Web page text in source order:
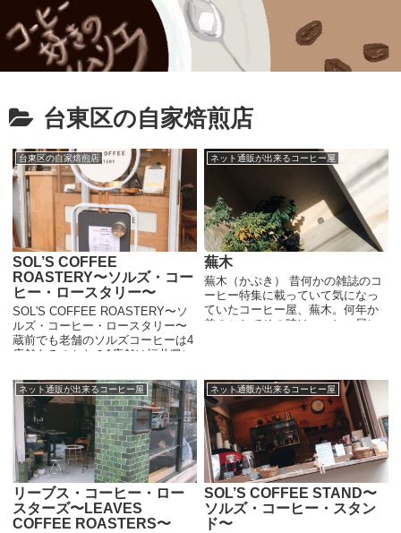
台東区の自家焙煎店
台東区の自家焙煎店
SOL’S COFFEE
ROASTERY〜ソルズ・コー
ヒー・ロースタリー〜
SOL'S COFFEE ROASTERY〜ソ
ルズ・コーヒー・ロースタリー〜
蔵前でも老舗のソルズコーヒーは4
店舗あるのかな？1店舗は福井県に
で、他の3店舗は蔵前周辺にありま
す。...
ネット通販が出来るコーヒー屋
蕪木
蕪木（かぶき） 昔何かの雑誌のコ
ーヒー特集に載っていて気になっ
ていたコーヒー屋、蕪木。何年か
前のことでその時はコーヒー屋に
ですね（新御徒...
ネット通販が出来るコーヒー屋
リーブス・コーヒー・ロー
スターズ〜LEAVES
COFFEE ROASTERS〜
ネット通販が出来るコーヒー屋
SOL’S COFFEE STAND〜
ソルズ・コーヒー・スタン
ド〜